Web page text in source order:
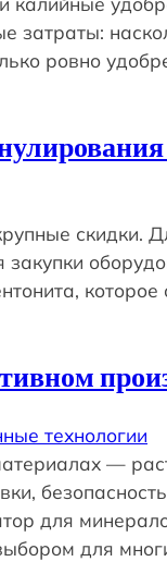
затраты:
ровно
скидки.
технологии
—
для
для